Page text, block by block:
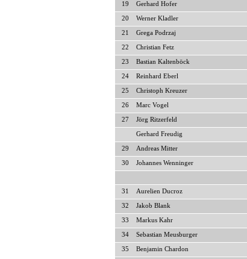
19 Gerhard Hofer
20 Werner Kladler
21 Grega Podrzaj
22 Christian Fetz
23 Bastian Kaltenböck
24 Reinhard Eberl
25 Christoph Kreuzer
26 Marc Vogel
27 Jörg Ritzerfeld
Gerhard Freudig
29 Andreas Mitter
30 Johannes Wenninger
31 Aurelien Ducroz
32 Jakob Blank
33 Markus Kahr
34 Sebastian Meusburger
35 Benjamin Chardon